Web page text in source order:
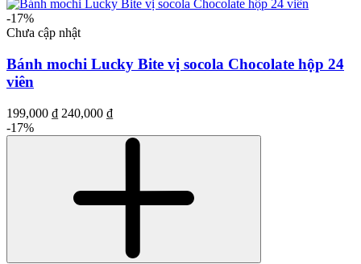
-17%
Chưa cập nhật
Bánh mochi Lucky Bite vị socola Chocolate hộp 24
viên
199,000 ₫ 240,000 ₫
-17%